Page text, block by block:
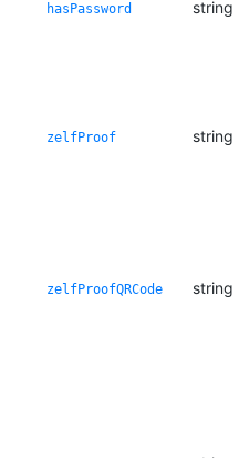
hasPassword string
zelfProof string
zelfProofQRCode string